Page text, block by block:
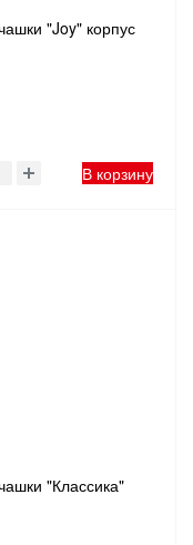
"Joy" корпус
В корзину
"Классика"